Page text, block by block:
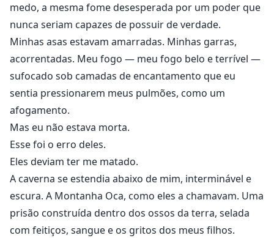
medo, a mesma fome desesperada por um poder que
nunca seriam capazes de possuir de verdade.
Minhas asas estavam amarradas. Minhas garras,
acorrentadas. Meu fogo — meu fogo belo e terrível —
sufocado sob camadas de encantamento que eu
sentia pressionarem meus pulmões, como um
afogamento.
Mas eu não estava morta.
Esse foi o erro deles.
Eles deviam ter me matado.
A caverna se estendia abaixo de mim, interminável e
escura. A Montanha Oca, como eles a chamavam. Uma
prisão construída dentro dos ossos da terra, selada
com feitiços, sangue e os gritos dos meus filhos.